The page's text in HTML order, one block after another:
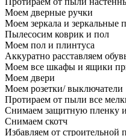
Моем дверные ручки
Моем зеркала и зеркальные
Пылесосим коврик и пол
Моем пол и плинтуса
Аккуратно расставляем
Моем все шкафы и ящики
Моем двери
Моем розетки/ выключатели
Протираем от пыли все
Снимаем защитную пленку
Снимаем скотч
Избавляем от